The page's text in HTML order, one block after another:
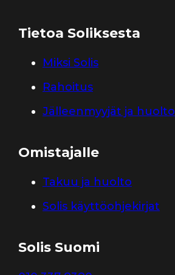
Tietoa Soliksesta
Miksi Solis
Rahoitus
Jälleenmyyjät ja
Omistajalle
Takuu ja huolto
Solis käyttöohjekirjat
Solis Suomi